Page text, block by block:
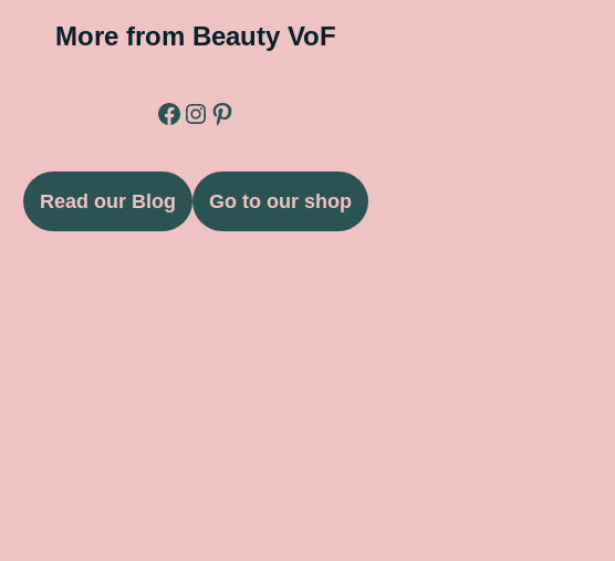
More from Beauty VoF
Read our Blog Go to our shop